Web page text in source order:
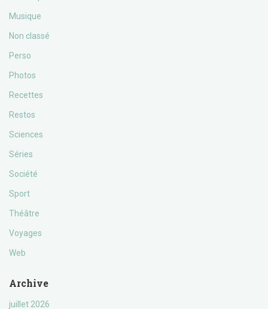
Musique
Non classé
Perso
Photos
Recettes
Restos
Sciences
Séries
Société
Sport
Théâtre
Voyages
Web
Archive
juillet 2026